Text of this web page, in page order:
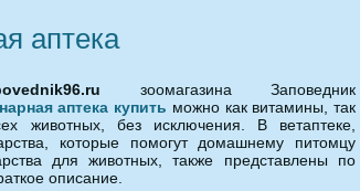
аптека
зоомагазина Заповедник
аптека купить можно как витамины, так
животных, без исключения. В ветаптеке,
которые помогут домашнему питомцу
для животных, также представлены по
описание.